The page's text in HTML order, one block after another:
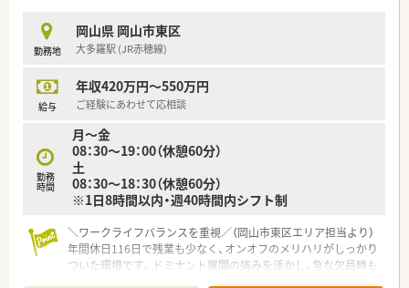
■調剤薬局事業の他に介護事業も展開しており、訪問看護も積極
気に行っています。
■「SDGs」の精神を自社の企業活動に取り入れ、社会課題の解決
■患者様とのふれあいを大切にした、投薬に力を入れている薬局
です。
＜こんな方にもオススメ＞
■患者様としっかり向き合いたい方
■調剤スキルを身に着けたい方
勤務地
岡山県 岡山市東区
大多羅駅 (JR赤穂線)
給与
年収420万円～550万円
ご経験にあわせて応相談
勤務
時間
月～金
08：30～19：00（休憩60分）
土
08：30～18：30（休憩60分）
※1日8時間以内・週40時間内シフト制
＼ワークライフバランスを重視／（岡山市東区エリア担当より）
年間休日116日で残業も少なく、オンオフのメリハリがしっかり
ついた環境です。ドミナント展開の強みを活かし、急な欠員時も